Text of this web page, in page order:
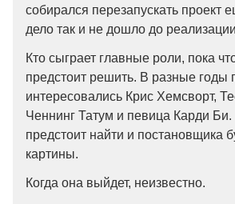
собирался перезапускать проект
дело так и не дошло до
Кто сыграет главные роли, пока
предстоит решить. В разные годы
интересовались Крис Хемсворт,
Ченнинг Татум и певица Карди Би.
предстоит найти и постановщика
картины.
Когда она выйдет, неизвестно.